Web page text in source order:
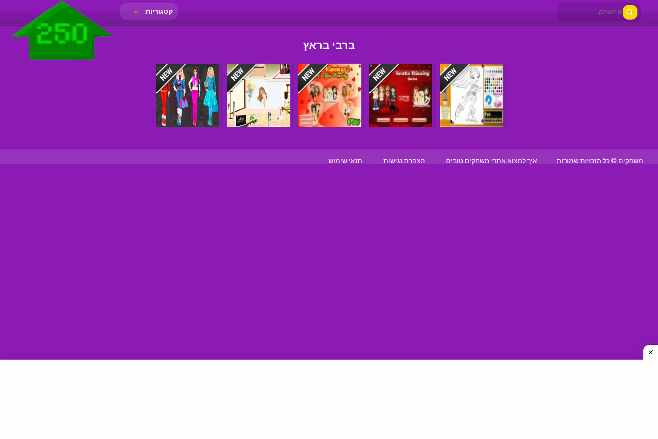
קטגוריות
ברבי בראץ
איך למצוא אתרי משחקים טובים הצהרת נגישות תנאי שימוש משחקים © כל הזכויות שמורות